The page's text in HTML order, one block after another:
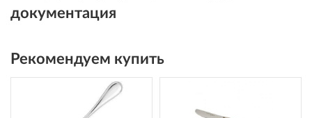
документация
Рекомендуем купить